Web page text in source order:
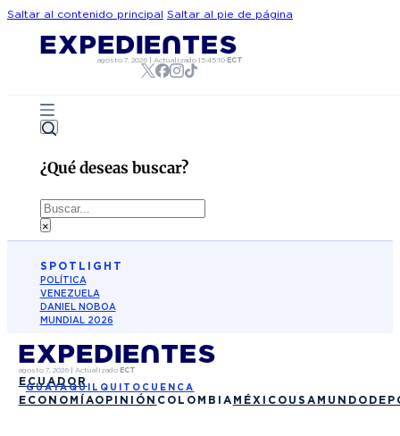
Saltar al contenido principal Saltar al pie de página
agosto 7, 2026| Actualizado 15:45:10 ECT
¿Qué deseas buscar?
Buscar
×
SPOTLIGHT
POLÍTICA
VENEZUELA
DANIEL NOBOA
MUNDIAL 2026
agosto 7, 2026| Actualizado ECT
ECUADOR
GUAYAQUIL QUITO CUENCA
ECONOMÍAOPINIÓN COLOMBIA MÉXICO USA MUNDO